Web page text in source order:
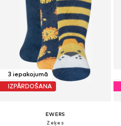
3 iepakojumā
IZPĀRDOŠANA
EWERS
Zeķes